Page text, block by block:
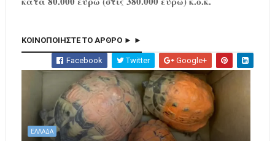
ΚΟΙΝΟΠΟΙΗΣΤΕ ΤΟ ΑΡΘΡΟ ► ►
Facebook Twitter Google+
ΕΛΛΑΔΑ